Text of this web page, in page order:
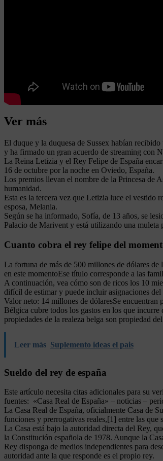
Ver más
El duque y la duquesa de Sussex habían
y ha firmado un gran acuerdo de streaming con
La Reina Letizia y el Rey Felipe de España
16 de octubre por la noche en Oviedo, España.
Los premios llevan el nombre de la Princesa de
humanidad.
Esta es la tercera vez que Letizia luce el
esposa, Melania.
Según se ha informado, Sofía, de 13 años, se
Palacio de Marivent y está utilizando una muleta
Cuanto cobra el rey felipe del
La fortuna de más de 500 millones de dólares
en este momentoEse título corresponde a las
A continuación, vea cómo son de ricos los 10
difícil de estimar y puede incluir asignaciones del
Valor neto: 14 millones de dólaresSe
Bélgica cubre todos los gastos en los que
propiedades de la realeza belga son propiedad
Leer más Suplemento ideas el pais
Sueldo del rey de españa
Este artículo necesita citas adicionales para su
fuentes: «Casa Real de España» – noticias –
La Casa Real de España, oficialmente Casa de
funciones y prerrogativas reales,[1] entre las
La Casa está bajo la autoridad directa del Rey,
la Constitución española de 1978. Aunque la
Rey disponga de medios independientes para
autoridad ante la que responde es el propio rey.